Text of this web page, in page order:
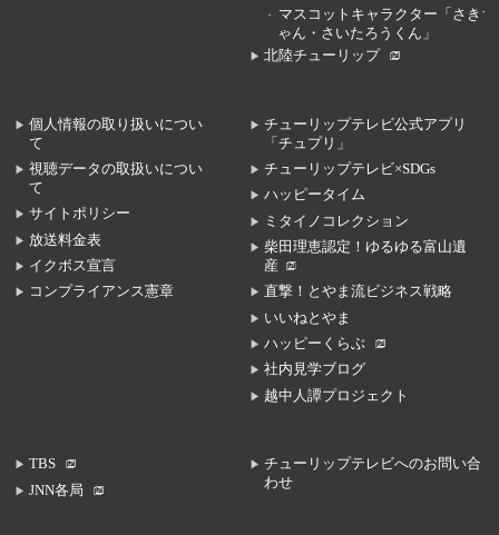
マスコットキャラクター「さきち
ゃん・さいたろうくん」
北陸チューリップ
個人情報の取り扱いについ
て
視聴データの取扱いについ
て
サイトポリシー
放送料金表
イクボス宣言
コンプライアンス憲章
チューリップテレビ公式アプリ
「チュプリ」
チューリップテレビ×SDGs
ハッピータイム
ミタイノコレクション
柴田理恵認定！ゆるゆる富山遺
産
直撃！とやま流ビジネス戦略
いいねとやま
ハッピーくらぶ
社内見学ブログ
越中人譚プロジェクト
TBS
JNN各局
チューリップテレビへのお問い合
わせ